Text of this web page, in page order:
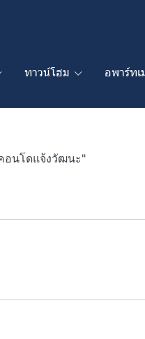
ทาวน์โฮม อพาร์ท
อนโดแจ้งวัฒนะ"